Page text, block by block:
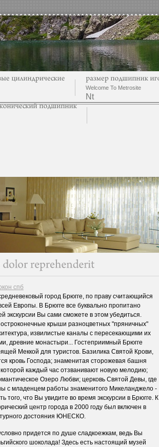
Welcome To Metrosite
Nt
спб
город Брюгге, по праву считающийся
Европы. В Брюгге все буквально пропитано
экскурсии Вы сами сможете в этом убедиться.
крыши разноцветных "пряничных"
извилистые каналы с пересекающими их
древние монастыри... Гостеприимный Брюгге
Меккой для туристов. Базилика Святой Крови,
кровь Господа; знаменитая сторожевая башня
каждый час отзванивают новую мелодию;
Озеро Любви; церковь Святой Девы, где
с младенцем работы знаменитого Микеланджело -
того, что Вы увидите во время экскурсии в Брюгге. К
центр города в 2000 году был включен в
достояния ЮНЕСКО.
придется по душе сладкоежкам, ведь Вы
шоколада! Здесь есть настоящий музей